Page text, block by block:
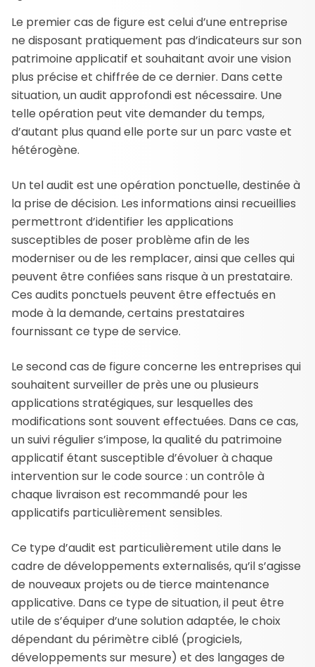
Le premier cas de figure est celui d’une entreprise
ne disposant pratiquement pas d’indicateurs sur son
patrimoine applicatif et souhaitant avoir une vision
plus précise et chiffrée de ce dernier. Dans cette
situation, un audit approfondi est nécessaire. Une
telle opération peut vite demander du temps,
d’autant plus quand elle porte sur un parc vaste et
hétérogène.
Un tel audit est une opération ponctuelle, destinée à
la prise de décision. Les informations ainsi recueillies
permettront d’identifier les applications
susceptibles de poser problème afin de les
moderniser ou de les remplacer, ainsi que celles qui
peuvent être confiées sans risque à un prestataire.
Ces audits ponctuels peuvent être effectués en
mode à la demande, certains prestataires
fournissant ce type de service.
Le second cas de figure concerne les entreprises qui
souhaitent surveiller de près une ou plusieurs
applications stratégiques, sur lesquelles des
modifications sont souvent effectuées. Dans ce cas,
un suivi régulier s’impose, la qualité du patrimoine
applicatif étant susceptible d’évoluer à chaque
intervention sur le code source : un contrôle à
chaque livraison est recommandé pour les
applicatifs particulièrement sensibles.
Ce type d’audit est particulièrement utile dans le
cadre de développements externalisés, qu’il s’agisse
de nouveaux projets ou de tierce maintenance
applicative. Dans ce type de situation, il peut être
utile de s’équiper d’une solution adaptée, le choix
dépendant du périmètre ciblé (progiciels,
développements sur mesure) et des langages de